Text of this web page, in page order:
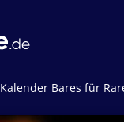
Kalender Bares für